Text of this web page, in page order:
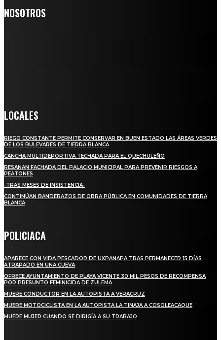
NOSOTROS
LOCALES
RIEGO CONSTANTE PERMITE CONSERVAR EN BUEN ESTADO LAS ÁREAS VERDES
DE LOS BULEVARES DE TIERRA BLANCA
CANCHA MULTIDEPORTIVA TECHADA PARA EL QUECHULEÑO
RESANAN FACHADA DEL PALACIO MUNICIPAL PARA PREVENIR RIESGOS A
PEATONES
-TRAS MESES DE INSISTENCIA-
CONTINÚAN BANDERAZOS DE OBRA PÚBLICA EN COMUNIDADES DE TIERRA
BLANCA
POLICIACA
APARECE CON VIDA PESCADOR DE UXPANAPA TRAS PERMANECER 15 DÍAS
ATRAPADO EN UNA CUEVA
OFRECE AYUNTAMIENTO DE PLAYA VICENTE 30 MIL PESOS DE RECOMPENSA
POR PRESUNTO FEMINICIDA DE ZULEMA
MUERE CONDUCTOR EN LA AUTOPISTA A VERACRUZ
MUERE MOTOCICLISTA EN LA AUTOPISTA LA TINAJA A COSOLEACAQUE
MUERE MUJER CUANDO SE DIRIGÍA A SU TRABAJO